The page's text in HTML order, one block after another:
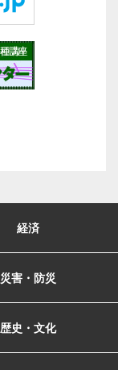
経済
災害・防災
歴史・文化